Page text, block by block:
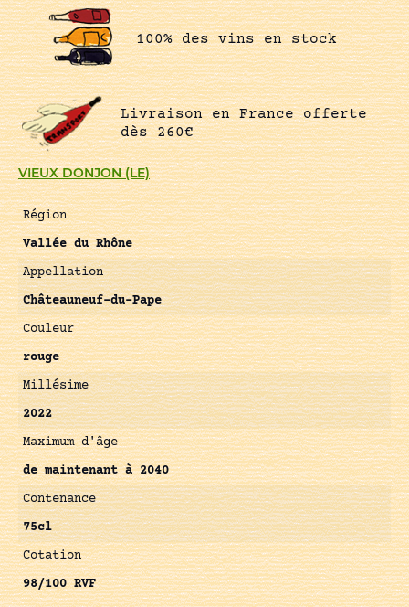
VIEUX DONJON (LE)
Région
Vallée du Rhône
Appellation
Châteauneuf-du-Pape
Couleur
rouge
Millésime
2022
Maximum d'âge
de maintenant à 2040
Contenance
75cl
Cotation
98/100 RVF
100% des vins en stock
Livraison en France offerte
dès 260€